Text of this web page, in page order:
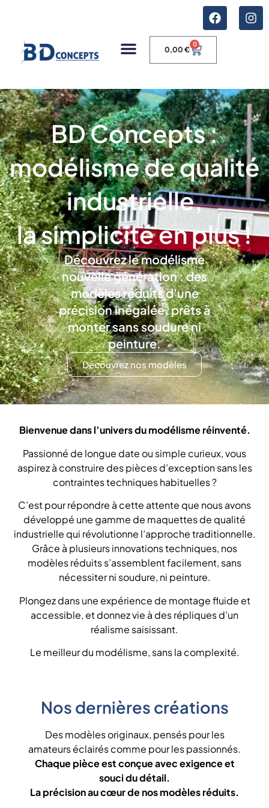
0,00€
0
BD Concepts :
modélisme de qualité
industrielle,
la simplicité en plus !
Découvrez le modélisme
nouvelle génération : des
modèles réduits d'une
précision inégalée, prêts à
monter sans soudure ni
peinture.
Découvrez nos modèles
Bienvenue dans l’univers du modélisme réinventé.
Passionné de longue date ou simple curieux, vous
aspirez à construire des pièces d’exception sans les
contraintes techniques habituelles ?
C’est pour répondre à cette attente que nous avons
développé une gamme de maquettes de qualité
industrielle qui révolutionne l’approche traditionnelle.
Grâce à plusieurs innovations techniques, nos
modèles réduits s’assemblent facilement, sans
nécessiter ni soudure, ni peinture.
Plongez dans une expérience de montage fluide et
accessible, et donnez vie à des répliques d’un
réalisme saisissant.
Le meilleur du modélisme, sans la complexité.
Nos dernières créations
Des modèles originaux, pensés pour les
amateurs éclairés comme pour les passionnés.
Chaque pièce est conçue avec exigence et
souci du détail.
La précision au cœur de nos modèles réduits.